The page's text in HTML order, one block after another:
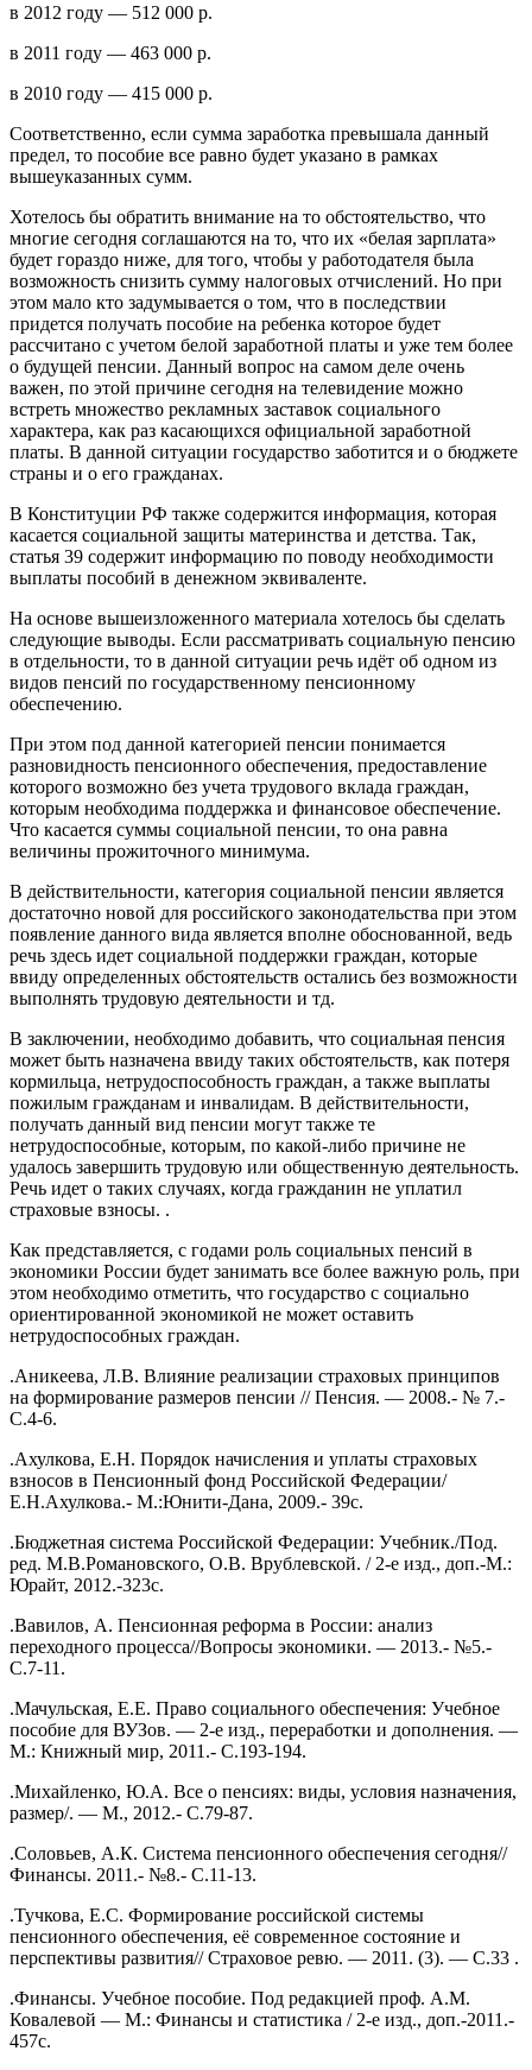
в 2012 году — 512 000 р.
в 2011 году — 463 000 р.
в 2010 году — 415 000 р.
Соответственно, если сумма заработка превышала данный
предел, то пособие все равно будет указано в рамках
вышеуказанных сумм.
Хотелось бы обратить внимание на то обстоятельство, что
многие сегодня соглашаются на то, что их «белая зарплата»
будет гораздо ниже, для того, чтобы у работодателя была
возможность снизить сумму налоговых отчислений. Но при
этом мало кто задумывается о том, что в последствии
придется получать пособие на ребенка которое будет
рассчитано с учетом белой заработной платы и уже тем более
о будущей пенсии. Данный вопрос на самом деле очень
важен, по этой причине сегодня на телевидение можно
встреть множество рекламных заставок социального
характера, как раз касающихся официальной заработной
платы. В данной ситуации государство заботится и о бюджете
страны и о его гражданах.
В Конституции РФ также содержится информация, которая
касается социальной защиты материнства и детства. Так,
статья 39 содержит информацию по поводу необходимости
выплаты пособий в денежном эквиваленте.
На основе вышеизложенного материала хотелось бы сделать
следующие выводы. Если рассматривать социальную пенсию
в отдельности, то в данной ситуации речь идёт об одном из
видов пенсий по государственному пенсионному
обеспечению.
При этом под данной категорией пенсии понимается
разновидность пенсионного обеспечения, предоставление
которого возможно без учета трудового вклада граждан,
которым необходима поддержка и финансовое обеспечение.
Что касается суммы социальной пенсии, то она равна
величины прожиточного минимума.
В действительности, категория социальной пенсии является
достаточно новой для российского законодательства при этом
появление данного вида является вполне обоснованной, ведь
речь здесь идет социальной поддержки граждан, которые
ввиду определенных обстоятельств остались без возможности
выполнять трудовую деятельности и тд.
В заключении, необходимо добавить, что социальная пенсия
может быть назначена ввиду таких обстоятельств, как потеря
кормильца, нетрудоспособность граждан, а также выплаты
пожилым гражданам и инвалидам. В действительности,
получать данный вид пенсии могут также те
нетрудоспособные, которым, по какой-либо причине не
удалось завершить трудовую или общественную деятельность.
Речь идет о таких случаях, когда гражданин не уплатил
страховые взносы. .
Как представляется, с годами роль социальных пенсий в
экономики России будет занимать все более важную роль, при
этом необходимо отметить, что государство с социально
ориентированной экономикой не может оставить
нетрудоспособных граждан.
.Аникеева, Л.В. Влияние реализации страховых принципов
на формирование размеров пенсии // Пенсия. — 2008.- № 7.-
С.4-6.
.Ахулкова, Е.Н. Порядок начисления и уплаты страховых
взносов в Пенсионный фонд Российской Федерации/
Е.Н.Ахулкова.- М.:Юнити-Дана, 2009.- 39с.
.Бюджетная система Российской Федерации: Учебник./Под.
ред. М.В.Романовского, О.В. Врублевской. / 2-е изд., доп.-М.:
Юрайт, 2012.-323с.
.Вавилов, А. Пенсионная реформа в России: анализ
переходного процесса//Вопросы экономики. — 2013.- №5.-
С.7-11.
.Мачульская, Е.Е. Право социального обеспечения: Учебное
пособие для ВУЗов. — 2-е изд., переработки и дополнения. —
М.: Книжный мир, 2011.- С.193-194.
.Михайленко, Ю.А. Все о пенсиях: виды, условия назначения,
размер/. — М., 2012.- С.79-87.
.Соловьев, А.К. Система пенсионного обеспечения сегодня//
Финансы. 2011.- №8.- С.11-13.
.Тучкова, Е.С. Формирование российской системы
пенсионного обеспечения, её современное состояние и
перспективы развития// Страховое ревю. — 2011. (3). — С.33 .
.Финансы. Учебное пособие. Под редакцией проф. А.М.
Ковалевой — М.: Финансы и статистика / 2-е изд., доп.-2011.-
457с.